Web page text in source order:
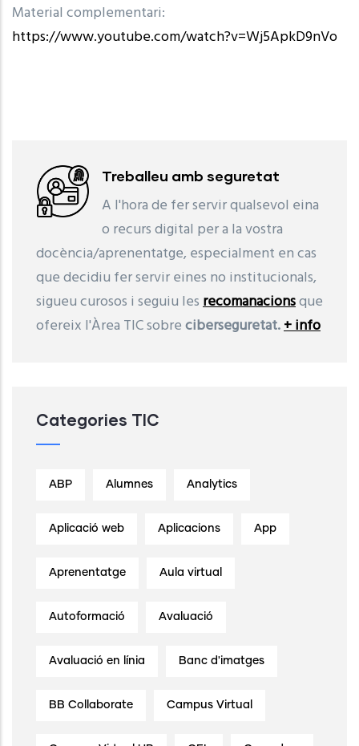
Material complementari:
https://www.youtube.com/watch?v=Wj5ApkD9nVo
Treballeu amb seguretat
A l'hora de fer servir qualsevol eina
o recurs digital per a la vostra
docència/aprenentatge, especialment en cas
que decidiu fer servir eines no institucionals,
sigueu curosos i seguiu lesrecomanacionsque
ofereix l'Àrea TIC sobreciberseguretat.+ info
Categories TIC
ABP Alumnes Analytics
Aplicació web Aplicacions App
Aprenentatge Aula virtual
Autoformació Avaluació
Avaluació en línia Banc d'imatges
BB Collaborate Campus Virtual